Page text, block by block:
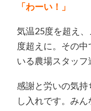
「わーい！」
気温25度を超え
度超えに。その
いる農場スタッフ
感謝と労いの気
し入れです。みん